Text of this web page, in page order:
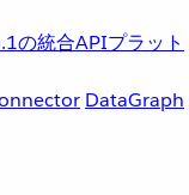
の統合APIプラット
DataGraph